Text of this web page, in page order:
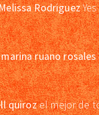
Rodriguez
ruano rosales
quirozel mejor de